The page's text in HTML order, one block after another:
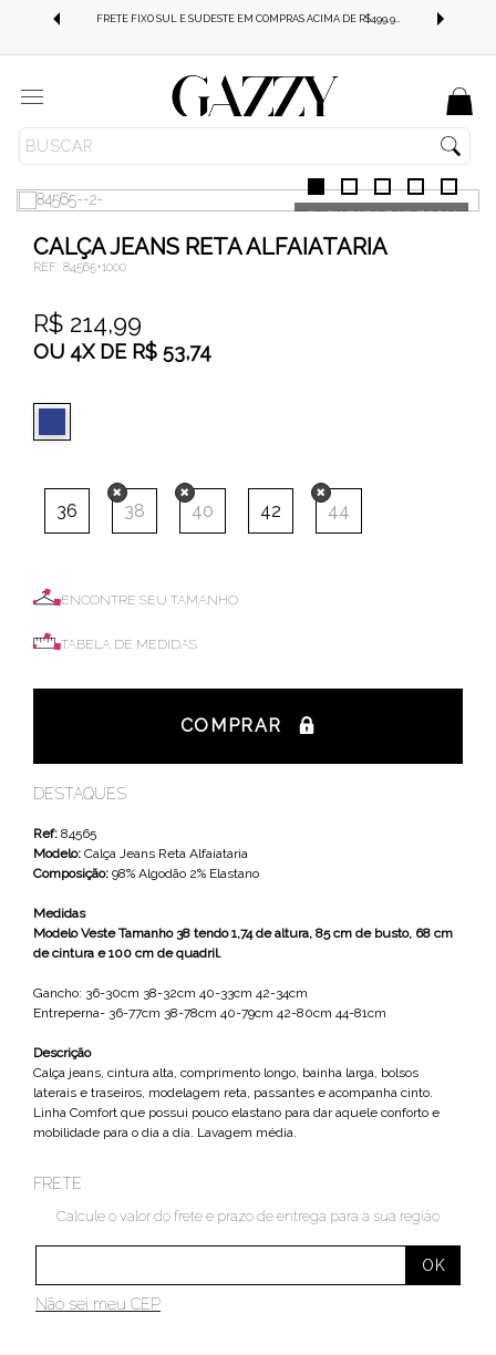
FRETE FIXO SUL E SUDESTE EM COMPRAS ACIMA DE R$499,99!
Menu CALÇA JEANS COMFORT STRECH
CALÇA JEANS RETA ALFAIATARIA
REF.: 84565+1000
R$ 214,99
OU 4XDE R$ 53,74
36 38 40 42 44
ENCONTRE SEU TAMANHO
TABELA DE MEDIDAS
COMPRAR
DESTAQUES
Ref: 84565
Modelo: Calça Jeans Reta Alfaiataria
Composição: 98% Algodão 2% Elastano
Medidas
Modelo Veste Tamanho 38 tendo 1,74 de altura, 85 cm de busto, 68 cm
de cintura e 100 cm de quadril.
Gancho: 36-30cm 38-32cm 40-33cm 42-34cm
Entreperna- 36-77cm 38-78cm 40-79cm 42-80cm 44-81cm
Descrição
Calça jeans, cintura alta, comprimento longo, bainha larga, bolsos
laterais e traseiros, modelagem reta, passantes e acompanha cinto.
Linha Comfort que possui pouco elastano para dar aquele conforto e
mobilidade para o dia a dia. Lavagem média.
FRETE
Calcule o valor do frete e prazo de entrega para a sua região
Não sei meu CEP